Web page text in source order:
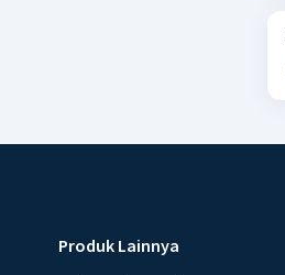
Produk Lainnya